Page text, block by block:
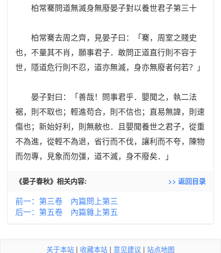
柏常騫問道無滅身無廢晏子對以養世君子第三十
柏常騫去周之齊，見晏子曰：「騫，周室之賤史
也，不量其不肖，願事君子．敢問正道直行則不容于
世，隱道危行則不忍，道亦無滅，身亦無廢者何若？」
晏子對曰：「善哉！問事君乎．嬰聞之，執二法
裾，則不取也；輕進苟合，則不信也；直易無諱，則速
傷也；新始好利，則無敝也．且嬰聞養世之君子，從重
不為進，從輕不為退，省行而不伐，讓利而不夸，陳物
而勿專，見象而勿彊，道不滅，身不廢矣．」
《晏子春秋》相关内容: >> 返回目录
前一：第三卷 內篇問上第三
后一：第五卷 內篇雜上第五
关于本站 | 收藏本站 | 意见建议 | 站点地图